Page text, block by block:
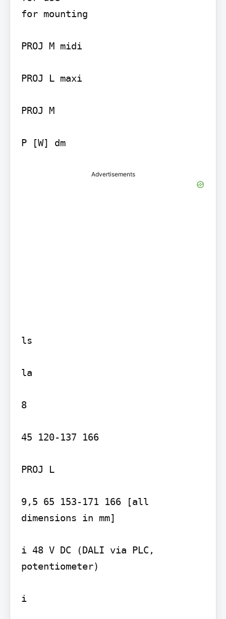
for mounting
PROJ M midi
PROJ L maxi
PROJ M
P [W] dm
Advertisements
ls
la
8
45 120-137 166
PROJ L
9,5 65 153-171 166 [all
dimensions in mm]
i 48 V DC (DALI via PLC,
potentiometer)
i